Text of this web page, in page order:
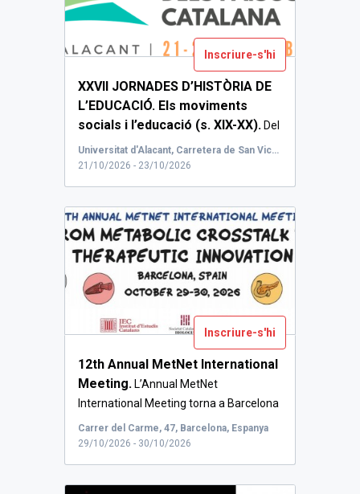
Inscriure-s'hi
XXVII JORNADES D’HISTÒRIA DE
L’EDUCACIÓ. Els moviments
socials i l’educació (s. XIX-XX). Del
21 al 23 d...
Universitat d'Alacant, Carretera de San Vicente del Raspeig, Sant Vicent del Raspeig, Espanya
21/10/2026 - 23/10/2026
Inscriure-s'hi
12th Annual MetNet International
Meeting. L’Annual MetNet
International Meeting torna a Barcelona
per a...
Carrer del Carme, 47, Barcelona, Espanya
29/10/2026 - 30/10/2026